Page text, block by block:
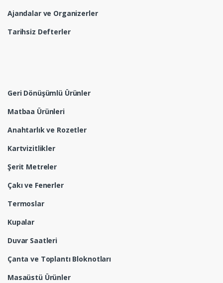
Ajandalar ve Organizerler
Tarihsiz Defterler
Geri Dönüşümlü Ürünler
Matbaa Ürünleri
Anahtarlık ve Rozetler
Kartvizitlikler
Şerit Metreler
Çakı ve Fenerler
Termoslar
Kupalar
Duvar Saatleri
Çanta ve Toplantı Bloknotları
Masaüstü Ürünler